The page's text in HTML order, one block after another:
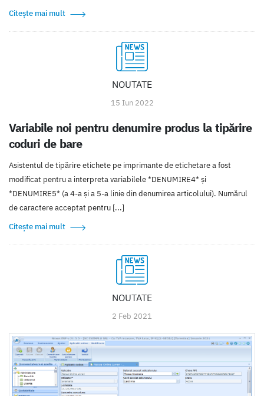
Citește mai mult
NOUTATE
15 Iun 2022
Variabile noi pentru denumire produs la tipărire
coduri de bare
Asistentul de tipărire etichete pe imprimante de etichetare a fost
modificat pentru a interpreta variabilele *DENUMIRE4* și
*DENUMIRE5* (a 4-a și a 5-a linie din denumirea articolului). Numărul
de caractere acceptat pentru [...]
Citește mai mult
NOUTATE
2 Feb 2021